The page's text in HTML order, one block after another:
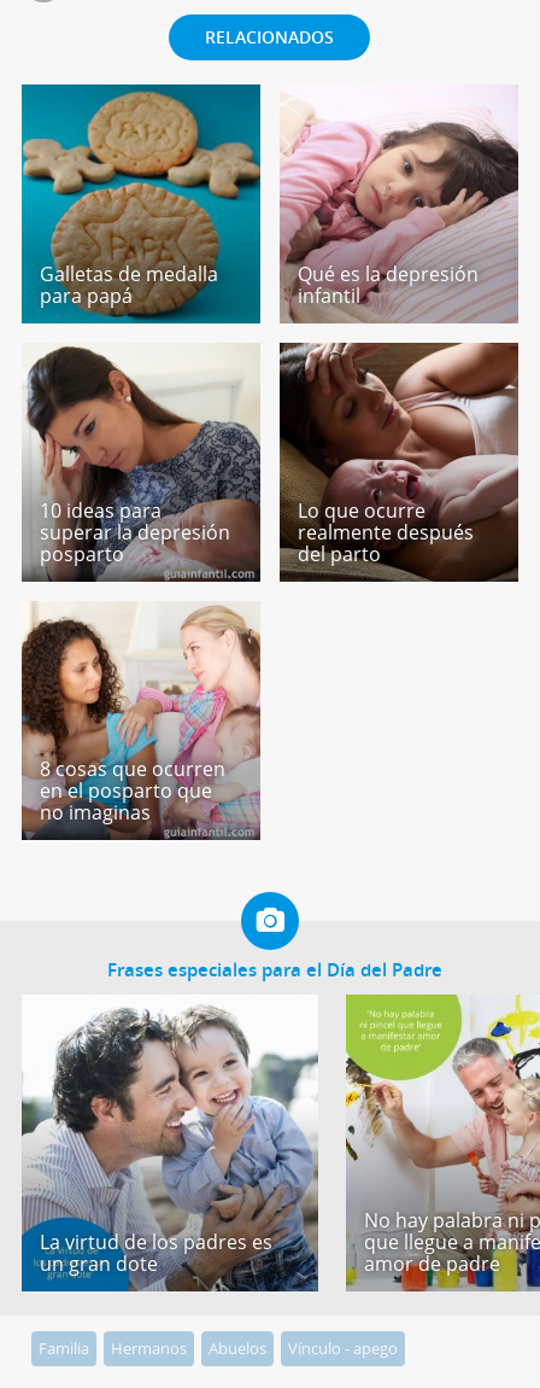
RELACIONADOS
Galletas de medalla
para papá
Qué es la depresión
infantil
10 ideas para
superar la depresión
posparto
Lo que ocurre
realmente después
del parto
8 cosas que ocurren
en el posparto que
no imaginas
Frases especiales para el Día del Padre
La virtud de los padres es
un gran dote
No hay palabra ni
que llegue a
amor de padre
Familia Hermanos Abuelos Vínculo - apego